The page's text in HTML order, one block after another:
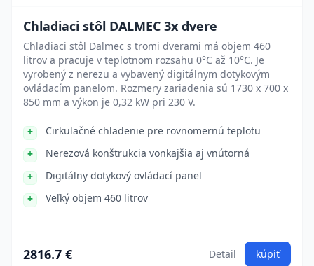
Chladiaci stôl DALMEC 3x dvere
Chladiaci stôl Dalmec s tromi dverami má objem 460
litrov a pracuje v teplotnom rozsahu 0°C až 10°C. Je
vyrobený z nerezu a vybavený digitálnym dotykovým
ovládacím panelom. Rozmery zariadenia sú 1730 x 700 x
850 mm a výkon je 0,32 kW pri 230 V.
Cirkulačné chladenie pre rovnomernú teplotu
Nerezová konštrukcia vonkajšia aj vnútorná
Digitálny dotykový ovládací panel
Veľký objem 460 litrov
2816.7 € Detail kúpiť